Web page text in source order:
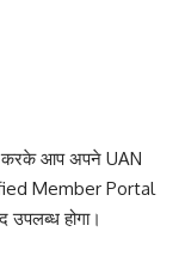
करके आप अपने UAN
Member Portal
होगा।